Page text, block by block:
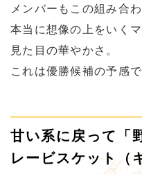
メンバーもこの組み合
本当に想像の上をいく
見た目の華やかさ。
これは優勝候補の予感で
甘い系に戻って「
レービスケット（